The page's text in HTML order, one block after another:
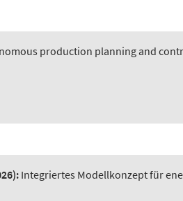
production planning and
Integriertes Modellkonzept für